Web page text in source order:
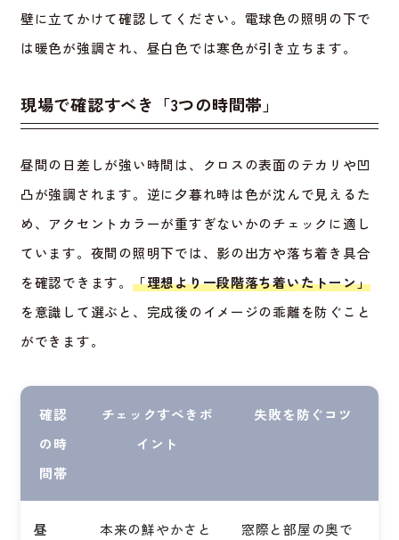
壁に立てかけて確認してください。電球色の照明の下で
は暖色が強調され、昼白色では寒色が引き立ちます。
現場で確認すべき「3つの時間帯」
昼間の日差しが強い時間は、クロスの表面のテカリや凹
凸が強調されます。逆に夕暮れ時は色が沈んで見えるた
め、アクセントカラーが重すぎないかのチェックに適し
ています。夜間の照明下では、影の出方や落ち着き具合
を確認できます。 「理想より一段階落ち着いたトーン」
を意識して選ぶと、完成後のイメージの乖離を防ぐこと
ができます。
確認
の時
間帯
チェックすべきポ
イント
失敗を防ぐコツ
昼
本来の鮮やかさと
窓際と部屋の奥で